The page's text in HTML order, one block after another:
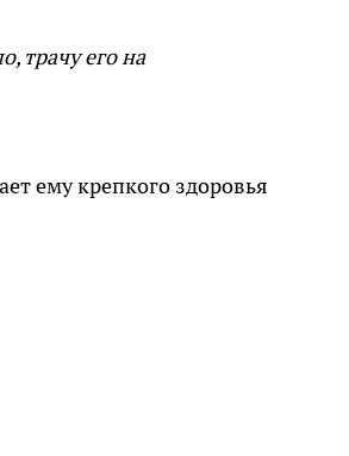
трачу его на
ему крепкого здоровья